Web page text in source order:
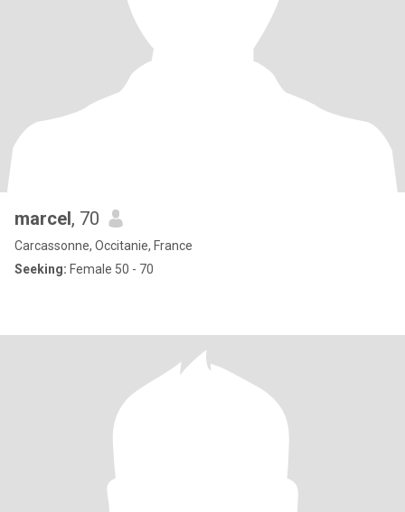
marcel, 70
Carcassonne, Occitanie, France
Seeking: Female 50 - 70